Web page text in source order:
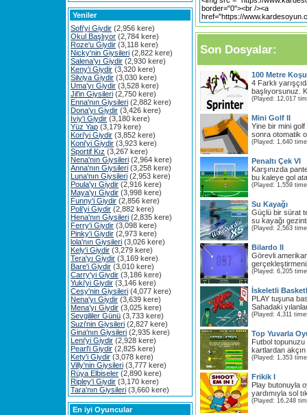
Yeniler
Sofi'yi Giydir (2,956 kere)
Okul Başlıyor (2,784 kere)
Roze'u Giydir (3,118 kere)
Nicky'nin Giysileri (2,822 kere)
Salena'yı Giydir (2,930 kere)
Keny'i Giydir (3,320 kere)
Silviya Giydir (3,030 kere)
Uma'yı Giydir (3,528 kere)
Jil'in Giysileri (2,750 kere)
Enna'nın Giysileri (2,882 kere)
Dona'yı Giydir (3,426 kere)
Iviy'i Giydir (3,180 kere)
Yüz Yap (3,179 kere)
Kori'yi Giydir (3,852 kere)
Koni'yi Giydir (3,923 kere)
Sportif Kız (3,267 kere)
Nena'nın Giysileri (2,964 kere)
Anna'nın Giysileri (3,258 kere)
Luna'nın Giysileri (2,953 kere)
Poula'yı Giydir (2,916 kere)
Maya'yı Giydir (3,998 kere)
Funny'i Giydir (2,856 kere)
Poli'yi Giydir (2,882 kere)
Hena'nın Giysileri (2,835 kere)
Ferry'i Giydir (3,098 kere)
Pinky'i Giydir (2,973 kere)
lola'nın Giysileri (3,026 kere)
Kely'i Giydir (3,279 kere)
Tera'yı Giydir (3,169 kere)
Bare'i Giydir (3,010 kere)
Carry'yi Giydir (3,186 kere)
Yuki'yi Giydir (3,146 kere)
Cesy'nin Giysileri (4,077 kere)
Nena'yı Giydir (3,639 kere)
Mena'yı Giydir (3,025 kere)
Sevgililer Günü (3,733 kere)
Suzi'nin Giysileri (2,827 kere)
Gina'nın Giysileri (2,935 kere)
Leni'yi Giydir (2,928 kere)
Pearl'i Giydir (2,825 kere)
Kety'i Giydir (3,078 kere)
Villy'nin Giysileri (3,777 kere)
Rüya Elbiseler (2,890 kere)
Ripley'i Giydir (3,170 kere)
Tara'nın Giysileri (3,660 kere)
En iyi Oyuncular
Son Dosyalar:
100 Metre
4 Farklı
başlıyorsunuz.
(Played: 12,017
Mini Golf II
Yine bir mini
sonra otomatik
(Played: 1,640
Penaltı Çek VI
Karşınızda
bu kaleye gol
(Played: 1,559
Su Kayağı
Güçlü bir sürat
su kayağı
(Played: 2,563
Bilardo II
Görevli
(Played: 6,205
İskeletli
PLAY tuşuna
Sahadaki
(Played: 4,311
Top Yuvarla
Futbol
kartlardan
(Played: 1,353
Frikik I
Play butonuyla
yardımıyla sol
(Played: 16,248